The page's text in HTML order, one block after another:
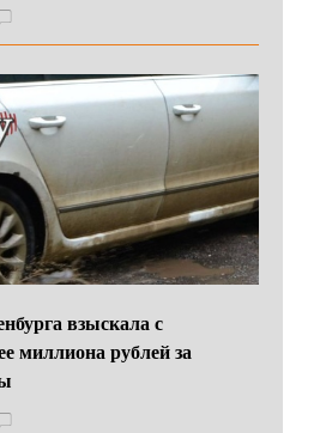
взыскала с
миллиона рублей за